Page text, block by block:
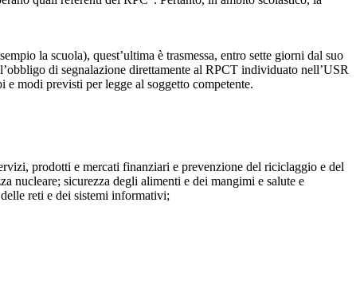
la scuola), quest’ultima è trasmessa, entro sette giorni dal suo
di segnalazione direttamente al RPCT individuato nell’USR
e modi previsti per legge al soggetto competente.
prodotti e mercati finanziari e prevenzione del riciclaggio e del
nucleare; sicurezza degli alimenti e dei mangimi e salute e
reti e dei sistemi informativi;